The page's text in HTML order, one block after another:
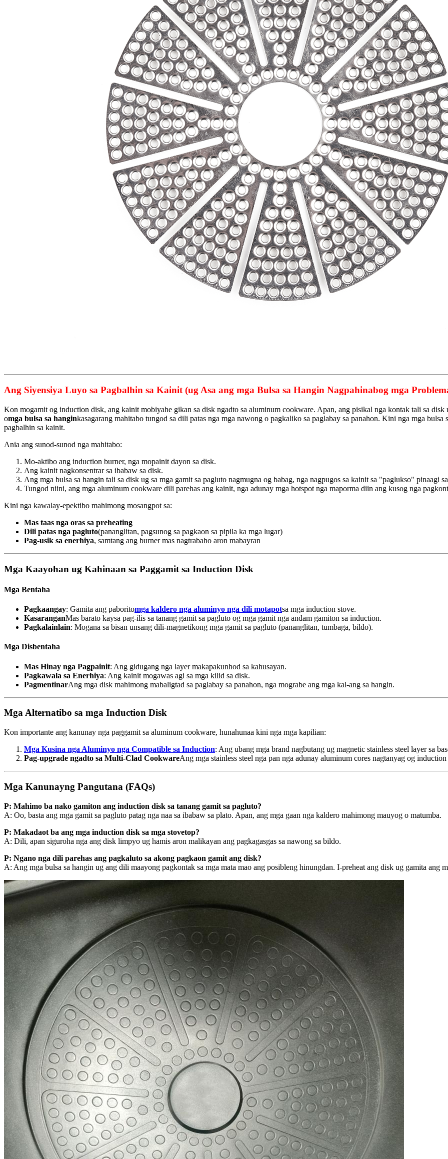
Ang Siyensiya Luyo sa Pagbalhin sa Kainit (ug Asa ang mga Bulsa sa Hangin Nagpahinabog mga
Kon mogamit og induction disk, ang kainit mobiyahe gikan sa disk ngadto sa aluminum cookware. Apan, ang pisikal nga kontak tali sa
omga bulsa sa hanginkasagarang mahitabo tungod sa dili patas nga mga nawong o pagkaliko sa paglabay sa panahon. Kini nga mga
pagbalhin sa kainit.
Ania ang sunod-sunod nga mahitabo:
Mo-aktibo ang induction burner, nga mopainit dayon sa disk.
Ang kainit nagkonsentrar sa ibabaw sa disk.
Ang mga bulsa sa hangin tali sa disk ug sa mga gamit sa pagluto nagmugna og babag, nga nagpugos sa kainit sa "paglukso"
Tungod niini, ang mga aluminum cookware dili parehas ang kainit, nga adunay mga hotspot nga maporma diin ang kusog nga
Kini nga kawalay-epektibo mahimong mosangpot sa:
Mas taas nga oras sa preheating
Dili patas nga pagluto(pananglitan, pagsunog sa pagkaon sa pipila ka mga lugar)
Pag-usik sa enerhiya, samtang ang burner mas nagtrabaho aron mabayran
Mga Kaayohan ug Kahinaan sa Paggamit sa Induction Disk
Mga Bentaha
Pagkaangay: Gamita ang paboritomga kaldero nga aluminyo nga dili motapotsa mga induction stove.
KasaranganMas barato kaysa pag-ilis sa tanang gamit sa pagluto og mga gamit nga andam gamiton sa induction.
Pagkalainlain: Mogana sa bisan unsang dili-magnetikong mga gamit sa pagluto (pananglitan, tumbaga, bildo).
Mga Disbentaha
Mas Hinay nga Pagpainit: Ang gidugang nga layer makapakunhod sa kahusayan.
Pagkawala sa Enerhiya: Ang kainit mogawas agi sa mga kilid sa disk.
PagmentinarAng mga disk mahimong mabaligtad sa paglabay sa panahon, nga mograbe ang mga kal-ang sa hangin.
Mga Alternatibo sa mga Induction Disk
Kon importante ang kanunay nga paggamit sa aluminum cookware, hunahunaa kini nga mga kapilian:
Mga Kusina nga Aluminyo nga Compatible sa Induction: Ang ubang mga brand nagbutang ug magnetic stainless steel layer sa
Pag-upgrade ngadto sa Multi-Clad CookwareAng mga stainless steel nga pan nga adunay aluminum cores nagtanyag og
Mga Kanunayng Pangutana (FAQs)
P: Mahimo ba nako gamiton ang induction disk sa tanang gamit sa pagluto?
A: Oo, basta ang mga gamit sa pagluto patag nga naa sa ibabaw sa plato. Apan, ang mga gaan nga kaldero mahimong mauyog o matumba.
P: Makadaot ba ang mga induction disk sa mga stovetop?
A: Dili, apan siguroha nga ang disk limpyo ug hamis aron malikayan ang pagkagasgas sa nawong sa bildo.
P: Ngano nga dili parehas ang pagkaluto sa akong pagkaon gamit ang disk?
A: Ang mga bulsa sa hangin ug ang dili maayong pagkontak sa mga mata mao ang posibleng hinungdan. I-preheat ang disk ug gamita ang